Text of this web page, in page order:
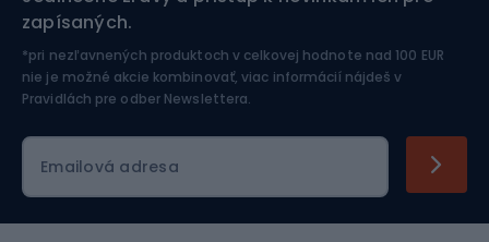
Jazdectvo
zapísaných.
*pri nezľavnených produktoch v celkovej hodnote nad 100 EUR
nie je možné akcie kombinovať, viac informácií nájdeš v
Pravidlách pre odber Newslettera.
Emailová adresa